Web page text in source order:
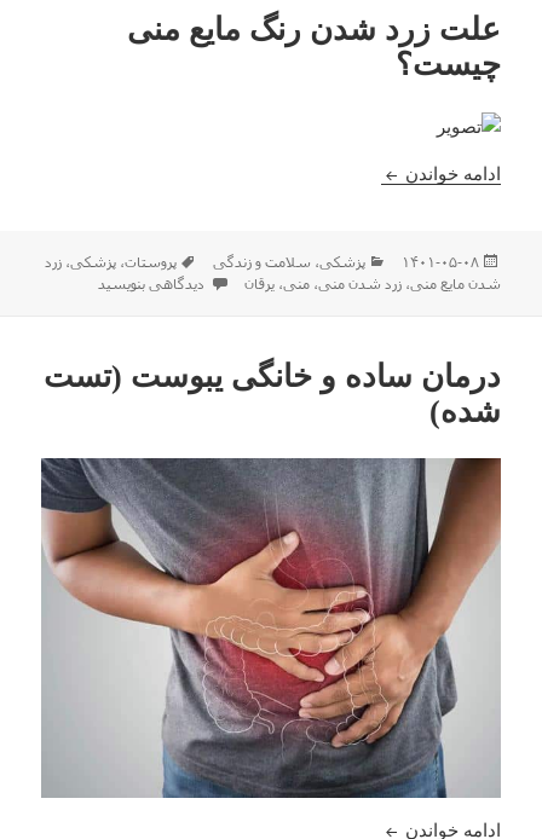
علت زرد شدن رنگ مایع منی
چیست؟
ادامه خواندن علت زرد شدن رنگ مایع منی چیست؟
ارسال
شده
۱۴۰۱-۰۵-۰۸ دسته‌ها
پزشکی، سلامت و زندگی برچسب‌ها
پروستات،پزشکی،زرد
شدن مایع منی،زرد شدن منی،منی،یرقان برای علت زرد شدن رنگ مایع
دیدگاهی بنویسید
درمان ساده و خانگی یبوست (تست
شده)
ادامه خواندن درمان ساده و خانگی یبوست (تست شده)